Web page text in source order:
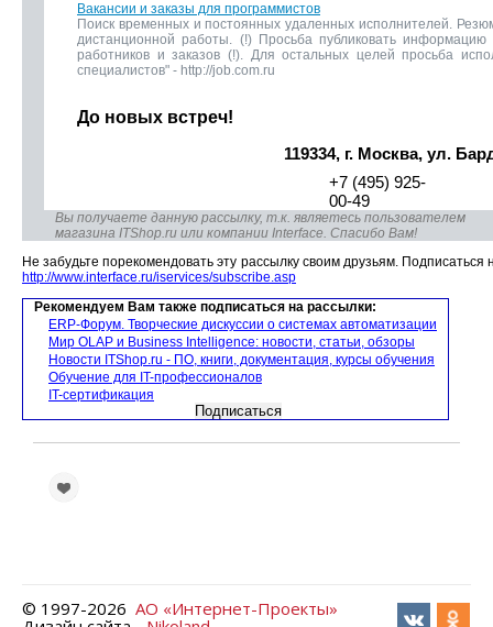
Вакансии и заказы для программистов
Поиск временных и постоянных удаленных исполнителей.
дистанционной работы. (!) Просьба публиковать информацию
работников и заказов (!). Для остальных целей просьба
специалистов" - http://job.com.ru
До новых встреч!
119334, г. Москва, ул.
+7 (495) 925-
00-49
Вы получаете данную рассылку, т.к. являетесь пользователем
магазина ITShop.ru или компании Interface. Спасибо Вам!
Не забудьте порекомендовать эту рассылку своим друзьям.
http://www.interface.ru/iservices/subscribe.asp
Рекомендуем Вам также подписаться на рассылки:
ЕRP-Форум. Творческие дискуссии о системах автоматизации
Мир OLAP и Business Intelligence: новости, статьи, обзоры
Новости ITShop.ru - ПО, книги, документация, курсы обучения
Обучение для IT-профессионалов
IT-сертификация
© 1997-2026 АО «Интернет-Проекты»